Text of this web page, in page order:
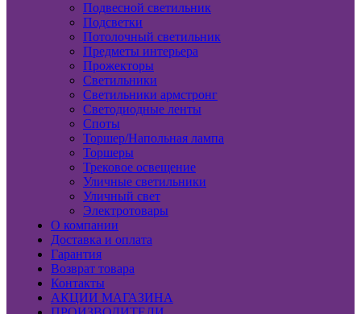
Подвесной светильник
Подсветки
Потолочный светильник
Предметы интерьера
Прожекторы
Светильники
Светильники армстронг
Светодиодные ленты
Споты
Торшер/Напольная лампа
Торшеры
Трековое освещение
Уличные светильники
Уличный свет
Электротовары
О компании
Доставка и оплата
Гарантия
Возврат товара
Контакты
АКЦИИ МАГАЗИНА